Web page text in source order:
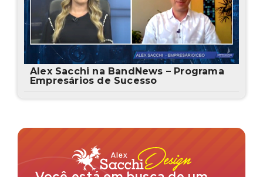
Alex Sacchi na BandNews – Programa
Empresários de Sucesso